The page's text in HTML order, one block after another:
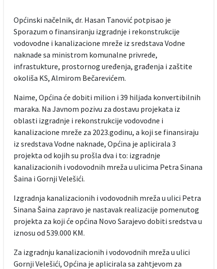
Općinski načelnik, dr. Hasan Tanović potpisao je
Sporazum o finansiranju izgradnje i rekonstrukcije
vodovodne i kanalizacione mreže iz sredstava Vodne
naknade sa ministrom komunalne privrede,
infrastukture, prostornog uređenja, građenja i zaštite
okoliša KS, Almirom Bečarevićem.
Naime, Općina će dobiti milion i 39 hiljada konvertibilnih
maraka. Na Javnom pozivu za dostavu projekata iz
oblasti izgradnje i rekonstrukcije vodovodne i
kanalizacione mreže za 2023.godinu, a koji se finansiraju
iz sredstava Vodne naknade, Općina je aplicirala 3
projekta od kojih su prošla dva i to: izgradnje
kanalizacionih i vodovodnih mreža u ulicima Petra Sinana
Šaina i Gornji Velešići.
Izgradnja kanalizacionih i vodovodnih mreža u ulici Petra
Sinana Šaina zapravo je nastavak realizacije pomenutog
projekta za koji će općina Novo Sarajevo dobiti sredstva u
iznosu od 539.000 KM.
Za izgradnju kanalizacionih i vodovodnih mreža u ulici
Gornji Velešići, Općina je aplicirala sa zahtjevom za